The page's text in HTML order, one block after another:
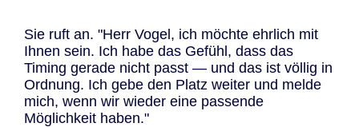
Sie ruft an. "Herr Vogel, ich möchte ehrlich mit
Ihnen sein. Ich habe das Gefühl, dass das
Timing gerade nicht passt — und das ist völlig in
Ordnung. Ich gebe den Platz weiter und melde
mich, wenn wir wieder eine passende
Möglichkeit haben."